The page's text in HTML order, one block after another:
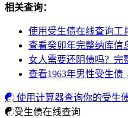
相关查询：
使用受生债在线查询
查看癸卯年完整纳库信
女人需要还阴债吗？完
查看1963年男性受生债
☯ 使用计算器查询你的受生
☯受生债在线查询